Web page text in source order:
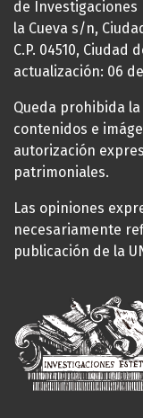
de Investigaciones
la Cueva s/n,
C.P. 04510, Ciudad
actualización: 06
Queda prohibida
contenidos e
autorización
patrimoniales.
Las opiniones
necesariamente
publicación de la